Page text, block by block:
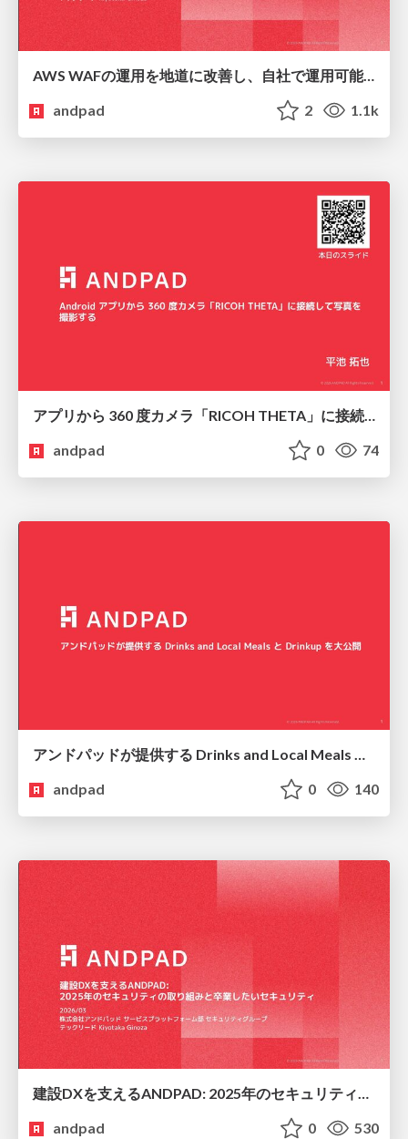
AWS WAFの運用を地道に改善し、自社で運用可能にするプラクティス
andpad
2 1.1k
andpad
0 74
アンドパッドが提供する Drinks and Local Meals と Drinkup を大公開
andpad
0 140
建設DXを支えるANDPAD: 2025年のセキュリティの取り組みと卒業したいセキュリティ
andpad
0 530